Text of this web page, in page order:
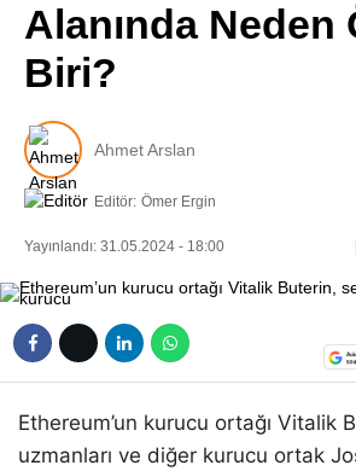
Alanında Neden
Biri?
Ahmet Arslan
Editör: Ömer Ergin
Yayınlandı: 31.05.2024 - 18:00
Ethereum’un kurucu ortağı Vitalik
uzmanları ve diğer kurucu ortak